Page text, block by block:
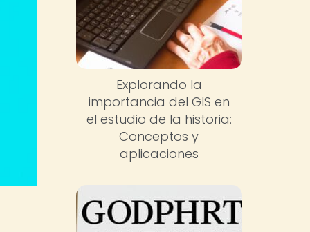
Explorando la
importancia del GIS en
el estudio de la historia:
Conceptos y
aplicaciones